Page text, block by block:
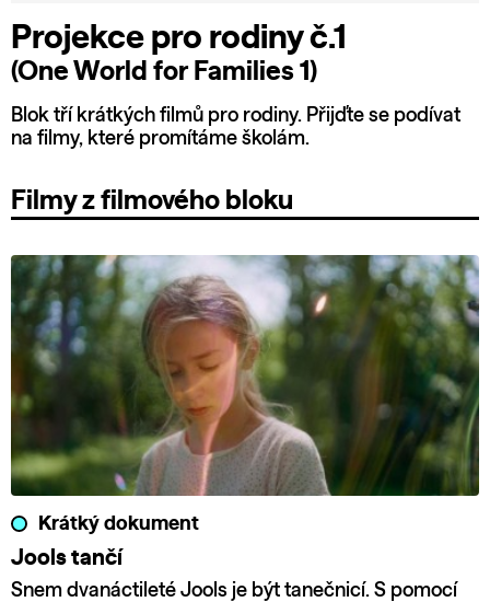
Projekce pro rodiny č.1
(One World for Families 1)
Blok tří krátkých filmů pro rodiny. Přijďte se podívat
na filmy, které promítáme školám.
Filmy z filmového bloku
Krátký dokument
Jools tančí
Snem dvanáctileté Jools je být tanečnicí. S pomocí